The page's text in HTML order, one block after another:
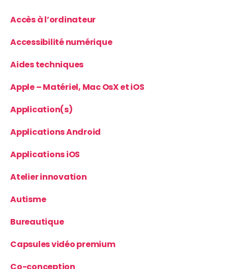
Accès à l’ordinateur
Accessibilité numérique
Aides techniques
Apple – Matériel, Mac OsX et iOS
Application(s)
Applications Android
Applications iOS
Atelier innovation
Autisme
Bureautique
Capsules vidéo premium